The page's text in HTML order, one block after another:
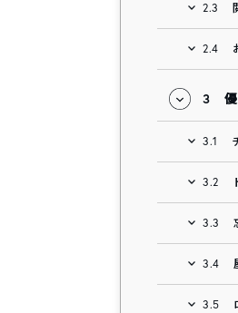
2.3
2.4
3
3.1
3.2
3.3
3.4
3.5